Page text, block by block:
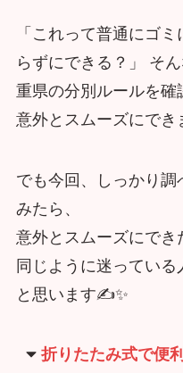
「これって普通にゴ
らずにできる？」 そ
重県の分別ルールを確
意外とスムーズにでき
でも今回、しっかり
みたら、
意外とスムーズにでき
同じように迷ってい
と思います✍️✨
折りたたみ式で便